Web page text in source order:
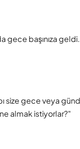
gece başınıza
size gece veya
almak istiyorlar?"